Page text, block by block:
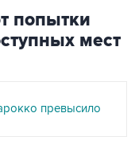
попытки
мест
превысило